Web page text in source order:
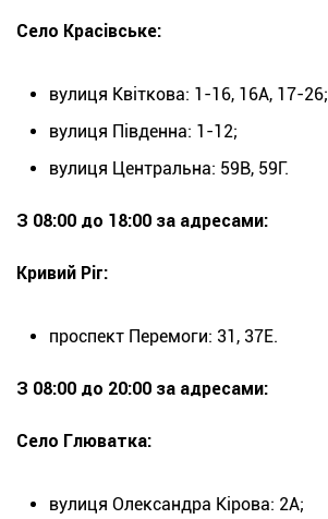
Село Красівське:
вулиця Квіткова: 1-16, 16А, 17-26;
вулиця Південна: 1-12;
вулиця Центральна: 59В, 59Г.
З 08:00 до 18:00 за адресами:
Кривий Ріг:
проспект Перемоги: 31, 37Е.
З 08:00 до 20:00 за адресами:
Село Глюватка:
вулиця Олександра Кірова: 2А;